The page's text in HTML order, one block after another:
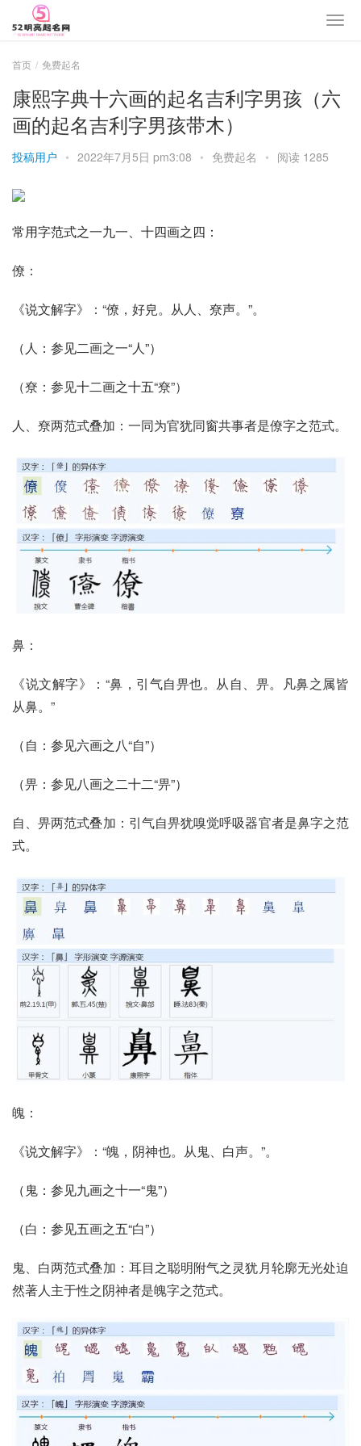
首页 免费起名
康熙字典十六画的起名吉利字男孩（六
画的起名吉利字男孩带木）
投稿用户 • 2022年7月5日 pm3:08 • 免费起名 • 阅读 1285
常用字范式之一九一、十四画之四：
僚：
《说文解字》：“僚，好皃。从人、尞声。”。
（人 ：参见二画之一“人”）
（尞：参见十二画之十五“尞”）
人、尞两范式叠加：一同为官犹同窗共事者是僚字之范式。
鼻：
《说文解字》：“鼻，引气自畀也。从自、畀。凡鼻之属皆
从鼻。”
（自 ：参见六画之八“自”）
（畀 ：参见八画之二十二“畀”）
自、畀两范式叠加：引气自畀犹嗅觉呼吸器官者是鼻字之范
式。
魄：
《说文解字》：“魄，阴神也。从鬼、白声。”。
（鬼 ：参见九画之十一“鬼”）
（白 ：参见五画之五“白”）
鬼、白两范式叠加：耳目之聪明附气之灵犹月轮廓无光处迫
然著人主于性之阴神者是魄字之范式。